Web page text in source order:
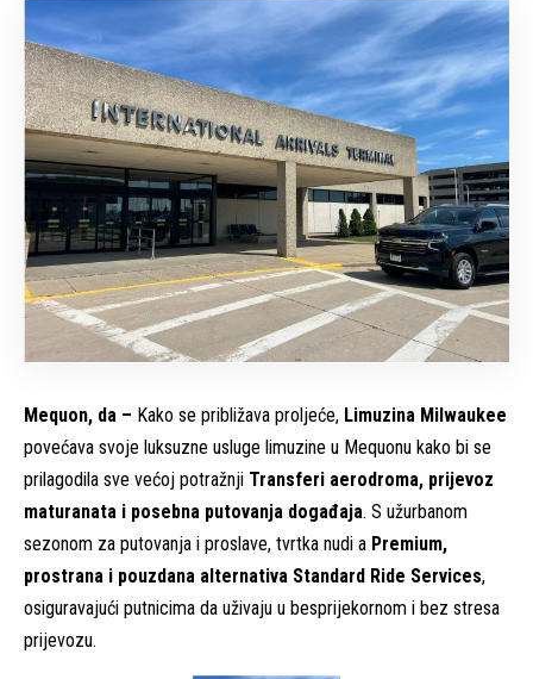
Mequon, da – Kako se približava proljeće, Limuzina Milwaukee
povećava svoje luksuzne usluge limuzine u Mequonu kako bi se
prilagodila sve većoj potražnji Transferi aerodroma, prijevoz
maturanata i posebna putovanja događaja. S užurbanom
sezonom za putovanja i proslave, tvrtka nudi a Premium,
prostrana i pouzdana alternativa Standard Ride Services,
osiguravajući putnicima da uživaju u besprijekornom i bez stresa
prijevozu.